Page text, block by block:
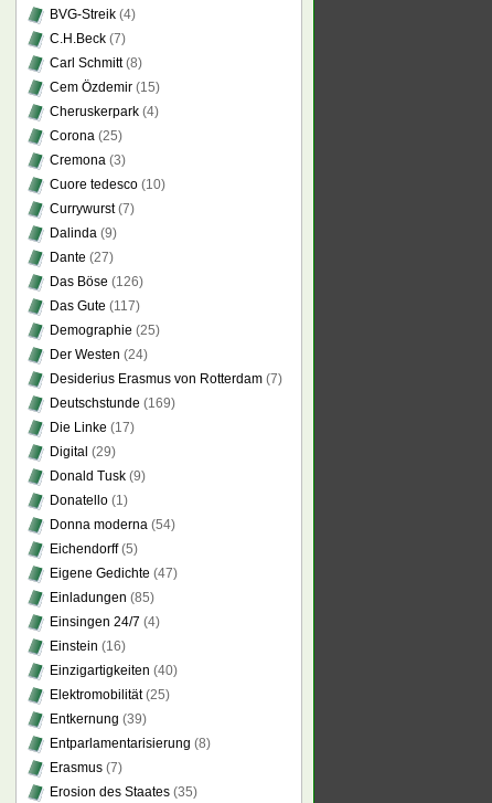
BVG-Streik (4)
C.H.Beck (7)
Carl Schmitt(8)
Cem Özdemir (15)
Cheruskerpark (4)
Corona (25)
Cremona (3)
Cuore tedesco (10)
Currywurst(7)
Dalinda (9)
Dante (27)
Das Böse (126)
Das Gute (117)
Demographie (25)
Der Westen (24)
Desiderius Erasmus von Rotterdam (7)
Deutschstunde (169)
Die Linke (17)
Digital (29)
Donald Tusk (9)
Donatello (1)
Donna moderna (54)
Eichendorff(5)
Eigene Gedichte (47)
Einladungen (85)
Einsingen 24/7 (4)
Einstein (16)
Einzigartigkeiten (40)
Elektromobilität(25)
Entkernung (39)
Entparlamentarisierung (8)
Erasmus (7)
Erosion des Staates (35)